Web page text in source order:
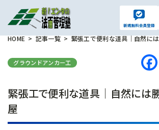
HOME 記事一覧 緊張工で便利な道具｜自然に
グラウンドアンカー工
緊張工で便利な道具｜自然には
屋